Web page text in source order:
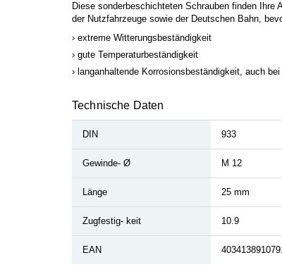
Diese sonderbeschichteten Schrauben finden
der Nutzfahrzeuge sowie der Deutschen Bahn,
extreme Witterungsbeständigkeit
gute Temperaturbeständigkeit
langanhaltende Korrosionsbeständigkeit, auch
Technische Daten
DIN 933
Gewinde- Ø M 12
Länge 25 mm
Zugfestig- keit 10.9
EAN